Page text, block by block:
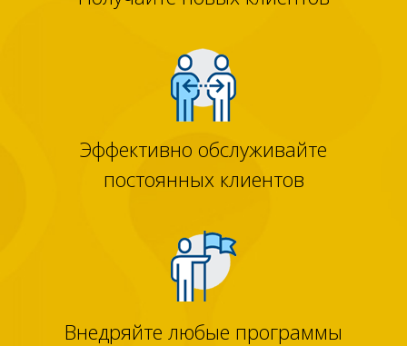
Эффективно обслуживайте
постоянных клиентов
Внедряйте любые программы